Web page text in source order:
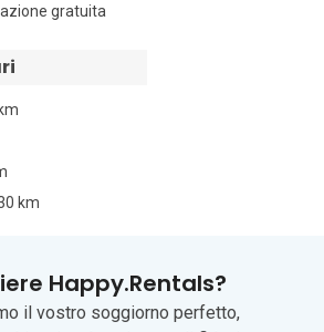
doccia, lavabo
comune • Area
privata • Aria
gratuito • Auto
gratuita
km
Happy.Rentals?
il vostro soggiorno perfetto,